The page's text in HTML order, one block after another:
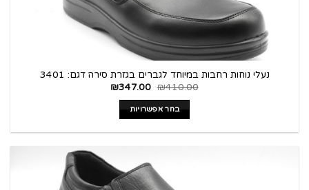
נעלי נוחות רחבות במיוחד לגברים בגזרת סירה דגם: 3401
₪410.00
₪347.00
בחר אפשרויות